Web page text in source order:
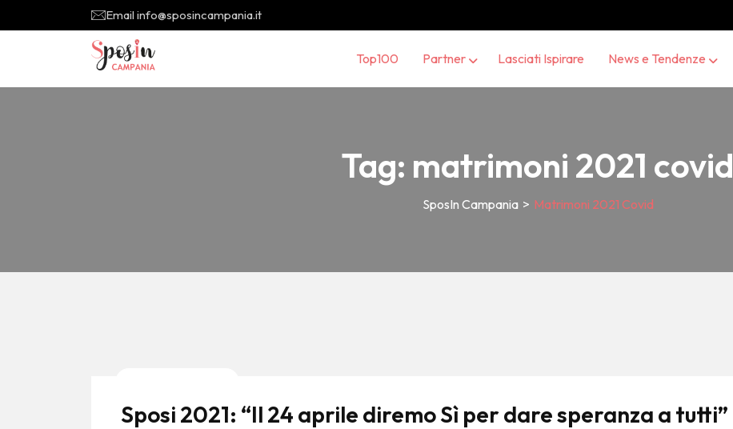
Email info@sposincampania.it
Top100 Partner Lasciati Ispirare News e Tendenze
Tag: matrimoni 2021 covid
SposIn Campania > Matrimoni 2021 Covid
Sposi 2021: “Il 24 aprile diremo Sì per dare speranza a tutti”